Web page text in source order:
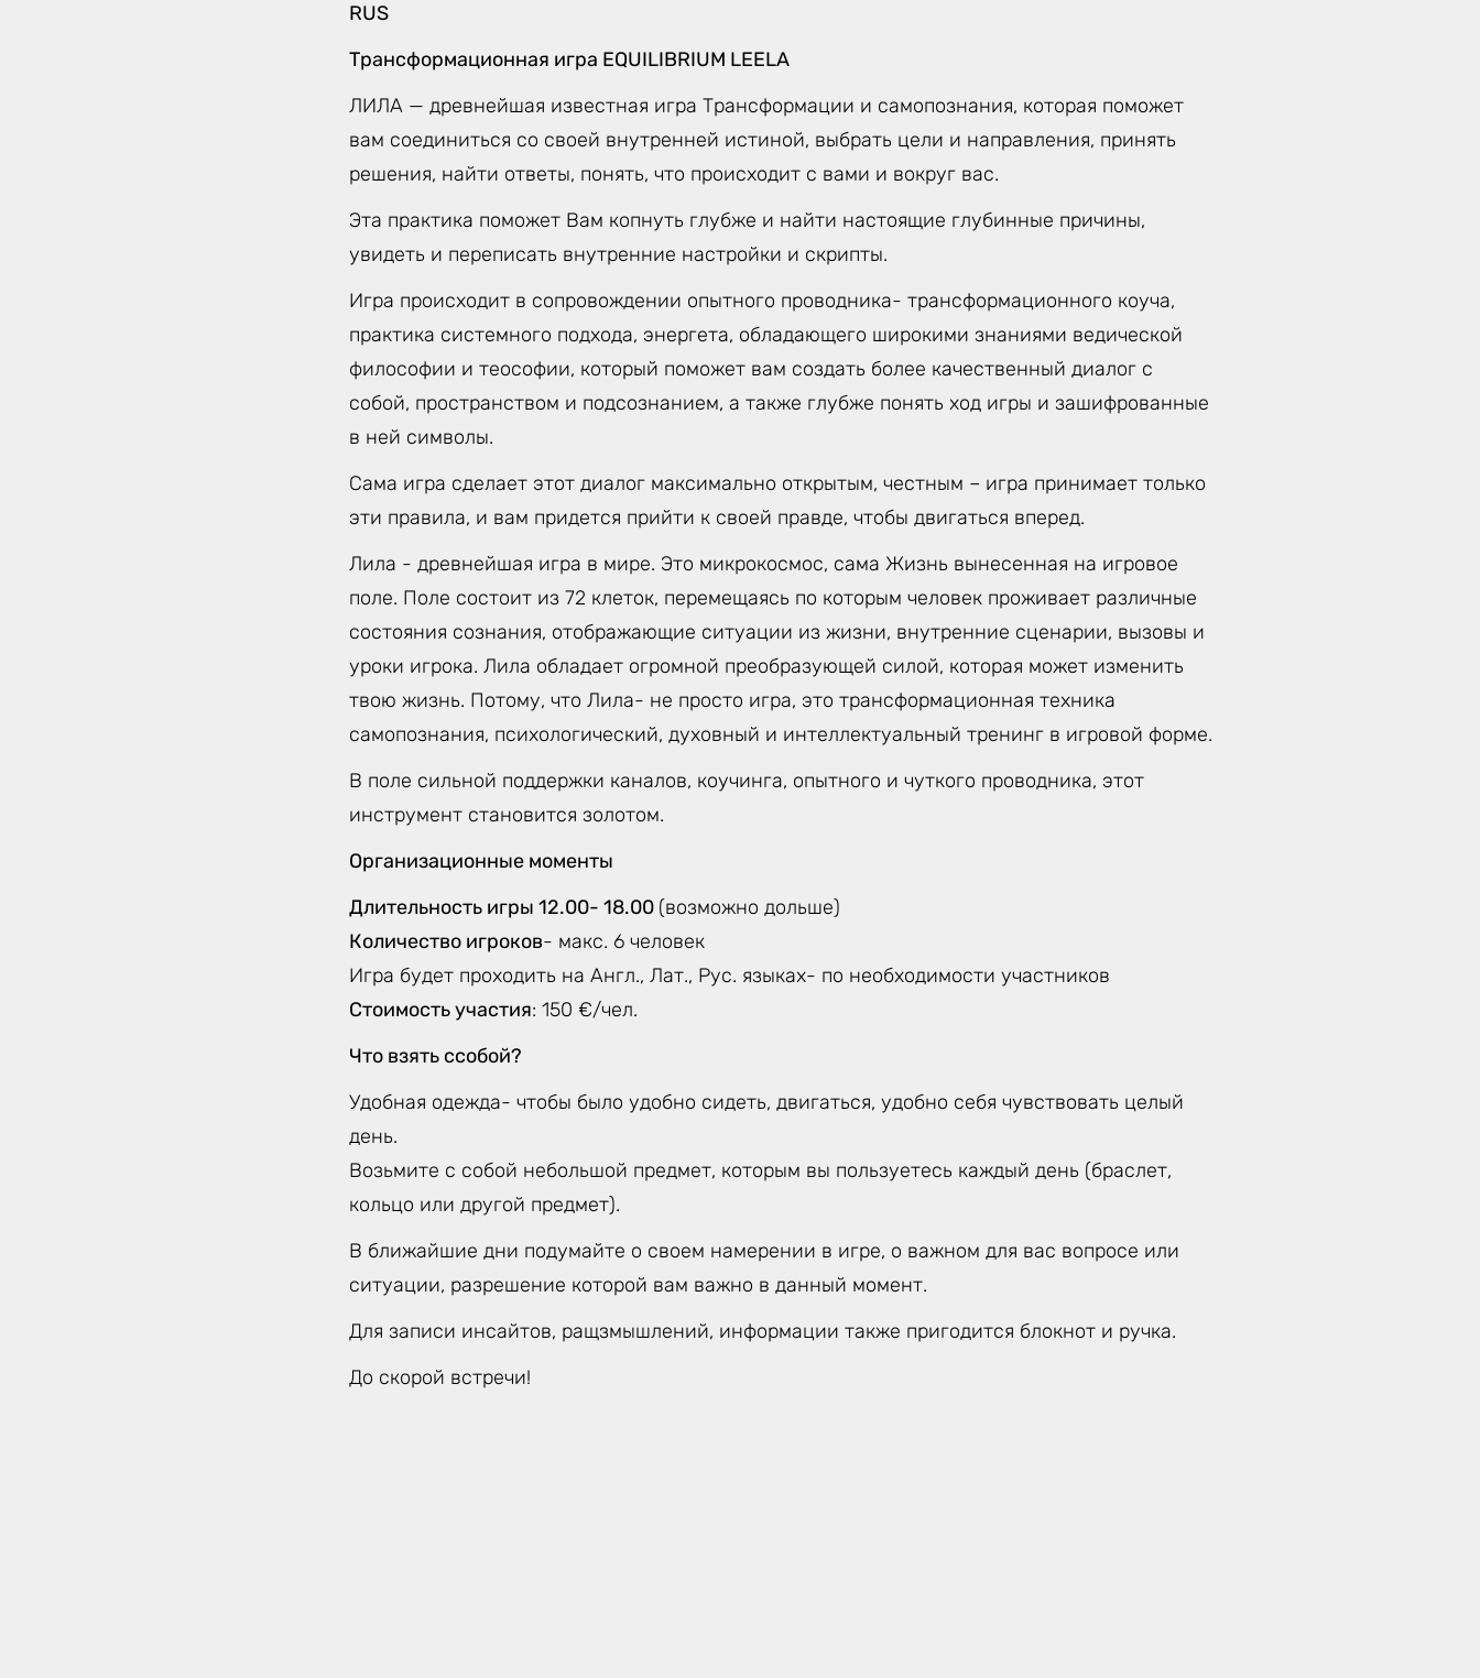
RUS
Трансформационная игра EQUILIBRIUM LEELA
ЛИЛА — древнейшая известная игра Трансформации и самопознания, которая поможет
вам соединиться со своей внутренней истиной, выбрать цели и направления, принять
решения, найти ответы, понять, что происходит с вами и вокруг вас.
Эта практика поможет Вам копнуть глубже и найти настоящие глубинные причины,
увидеть и переписать внутренние настройки и скрипты.
Игра происходит в сопровождении опытного проводника- трансформационного коуча,
практика системного подхода, энергета, обладающего широкими знаниями ведической
философии и теософии, который поможет вам создать более качественный диалог с
собой, пространством и подсознанием, а также глубже понять ход игры и зашифрованные
в ней символы.
Сама игра сделает этот диалог максимально открытым, честным – игра принимает только
эти правила, и вам придется прийти к своей правде, чтобы двигаться вперед.
Лила - древнейшая игра в мире. Это микрокосмос, сама Жизнь вынесенная на игровое
поле. Поле состоит из 72 клеток, перемещаясь по которым человек проживает различные
состояния сознания, отображающие ситуации из жизни, внутренние сценарии, вызовы и
уроки игрока. Лила обладает огромной преобразующей силой, которая может изменить
твою жизнь. Потому, что Лила- не просто игра, это трансформационная техника
самопознания, психологический, духовный и интеллектуальный тренинг в игровой форме.
В поле сильной поддержки каналов, коучинга, опытного и чуткого проводника, этот
инструмент становится золотом.
Организационные моменты
Длительность игры 12.00- 18.00 (возможно дольше)
Количество игроков- макс. 6 человек
Игра будет проходить на Англ., Лат., Рус. языках- по необходимости участников
Стоимость участия: 150 €/чел.
Что взять ссобой?
Удобная одежда- чтобы было удобно сидеть, двигаться, удобно себя чувствовать целый
день.
Возьмите с собой небольшой предмет, которым вы пользуетесь каждый день (браслет,
кольцо или другой предмет).
В ближайшие дни подумайте о своем намерении в игре, о важном для вас вопросе или
ситуации, разрешение которой вам важно в данный момент.
Для записи инсайтов, ращзмышлений, информации также пригодится блокнот и ручка.
До скорой встречи!